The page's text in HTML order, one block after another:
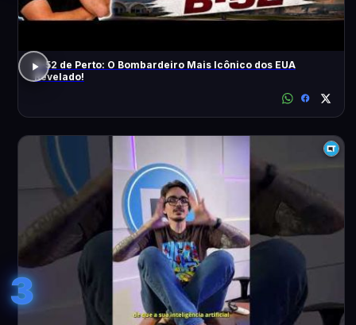
B-52 de Perto: O Bombardeiro Mais Icônico dos EUA
Revelado!
3